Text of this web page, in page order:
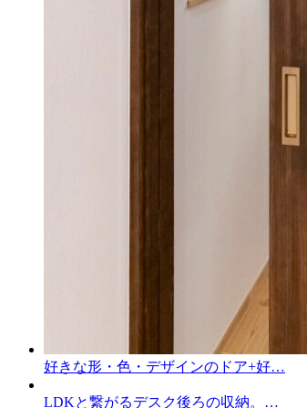
好きな形・色・デザインのドア+好…
LDKと繋がるデスク後ろの収納。…